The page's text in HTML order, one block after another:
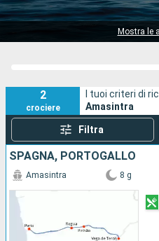
Mostra le
2
crociere
I tuoi criteri di
Amasintra
Filtra
SPAGNA, PORTOGALLO
Amasintra 8 g